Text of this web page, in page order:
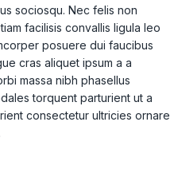
sociosqu. Nec felis non
facilisis convallis ligula leo
posuere dui faucibus
cras aliquet ipsum a a
massa nibh phasellus
torquent parturient ut a
consectetur ultricies ornare